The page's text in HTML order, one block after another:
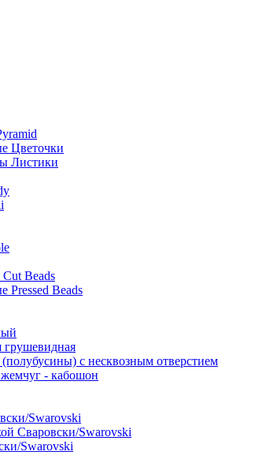
Цветочки
Листики
Beads
Pressed Beads
грушевидная
с несквозным отверстием
- кабошон
Swarovski
Сваровски/Swarovski
Swarovski